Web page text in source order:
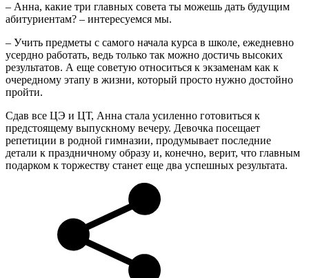
– Анна, какие три главных совета ты можешь дать будущим
абитуриентам? – интересуемся мы.
– Учить предметы с самого начала курса в школе, ежедневно
усердно работать, ведь только так можно достичь высоких
результатов. А еще советую относиться к экзаменам как к
очередному этапу в жизни, который просто нужно достойно
пройти.
Сдав все ЦЭ и ЦТ, Анна стала усиленно готовиться к
предстоящему выпускному вечеру. Девочка посещает
репетиции в родной гимназии, продумывает последние
детали к праздничному образу и, конечно, верит, что главным
подарком к торжеству станет еще два успешных результата.